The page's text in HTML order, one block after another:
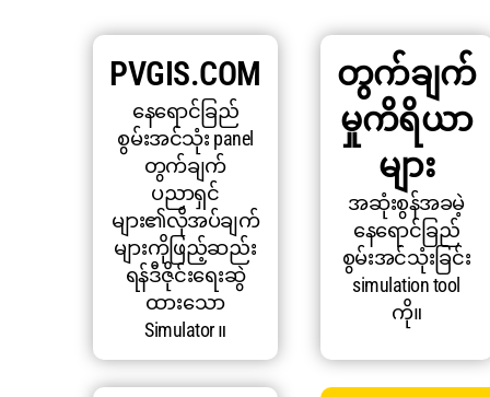
PVGIS.COM
နေရောင်ခြည်
စွမ်းအင်သုံး panel
တွက်ချက်
ပညာရှင်
များ၏လိုအပ်ချက်
များကိုဖြည့်ဆည်း
ရန်ဒီဇိုင်းရေးဆွဲ
ထားသော
Simulator ။
တွက်ချက်
မှုကိရိယာ
များ
အဆုံးစွန်အခမဲ့
နေရောင်ခြည်
စွမ်းအင်သုံးခြင်း
simulation tool
ကို။